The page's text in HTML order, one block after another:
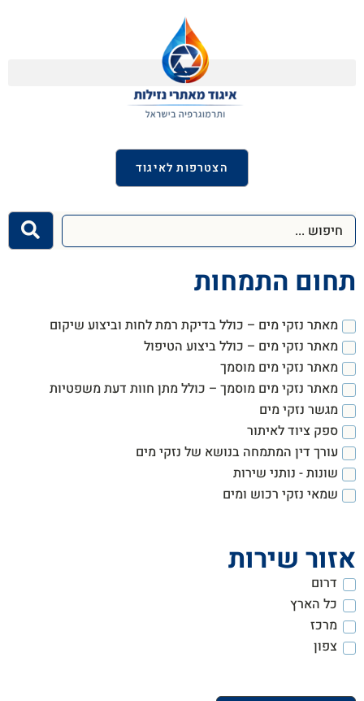
הצטרפות לאיגוד
תחום התמחות
מאתר נזקי מים – כולל בדיקת רמת לחות וביצוע שיקום
מאתר נזקי מים – כולל ביצוע הטיפול
מאתר נזקי מים מוסמך
מאתר נזקי מים מוסמך – כולל מתן חוות דעת משפטיות
מגשר נזקי מים
ספק ציוד לאיתור
עורך דין המתמחה בנושא של נזקי מים
שונות - נותני שירות
שמאי נזקי רכוש ומים
אזור שירות
דרום
כל הארץ
מרכז
צפון